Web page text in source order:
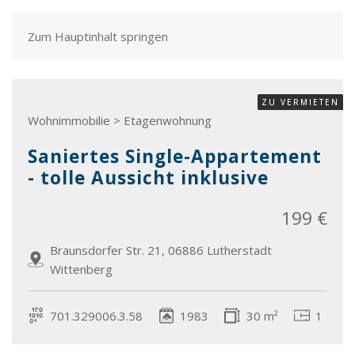
Zum Hauptinhalt springen
Wohnimmobilie > Etagenwohnung
ZU VERMIETEN
Saniertes Single-Appartement
- tolle Aussicht inklusive
Braunsdorfer Str. 21, 06886 Lutherstadt
Wittenberg
199 €
701.329006.3.58 1983 30 m² 1